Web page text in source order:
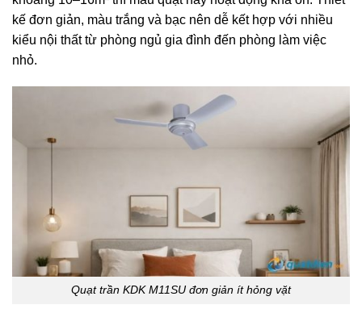
kế đơn giản, màu trắng và bạc nên dễ kết hợp với nhiều
kiểu nội thất từ phòng ngủ gia đình đến phòng làm việc
nhỏ.
Quạt trần KDK M11SU đơn giản ít hỏng vặt